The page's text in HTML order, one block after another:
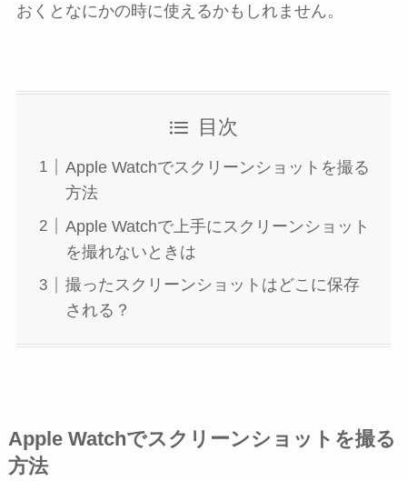
おくとなにかの時に使えるかもしれません。
目次
Apple Watchでスクリーンショットを撮る
方法
Apple Watchで上手にスクリーンショット
を撮れないときは
撮ったスクリーンショットはどこに保存
される？
Apple Watchでスクリーンショットを撮る
方法